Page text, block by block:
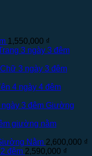
1,550,000 ₫
3 ngày 3 đêm
3 ngày 3 đêm
4 ngày 4 đêm
3 đêm Giường
giường nằm
Nằm 2,600,000 ₫
đêm 2,590,000 ₫